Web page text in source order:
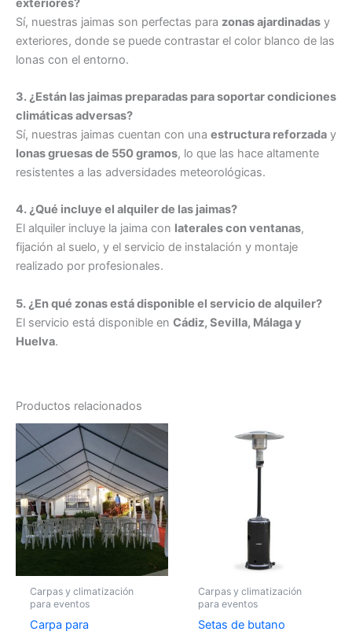
exteriores?
Sí, nuestras jaimas son perfectas para zonas ajardinadas y
exteriores, donde se puede contrastar el color blanco de las
lonas con el entorno.
3. ¿Están las jaimas preparadas para soportar condiciones
climáticas adversas?
Sí, nuestras jaimas cuentan con una estructura reforzada y
lonas gruesas de 550 gramos, lo que las hace altamente
resistentes a las adversidades meteorológicas.
4. ¿Qué incluye el alquiler de las jaimas?
El alquiler incluye la jaima con laterales con ventanas,
fijación al suelo, y el servicio de instalación y montaje
realizado por profesionales.
5. ¿En qué zonas está disponible el servicio de alquiler?
El servicio está disponible en Cádiz, Sevilla, Málaga y
Huelva.
Productos relacionados
Carpas y climatización
para eventos
Carpa para
Carpas y climatización
para eventos
Setas de butano